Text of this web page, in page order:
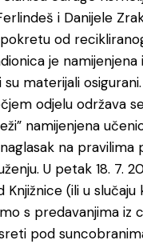
i Danijele
od
je namijenjena
su materijali
odjelu održava
namijenjena
na pravilima
U petak 18. 7.
Knjižnice (ili u slučaju
s predavanjima iz
pod